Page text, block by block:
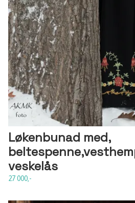
Løkenbunad med,
veskelås
27 000,-